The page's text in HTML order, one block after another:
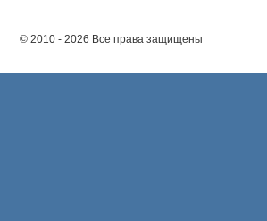
© 2010 - 2026 Все права защищены